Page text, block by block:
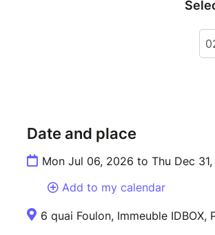
Date and place
Mon Jul 06, 2026 to Thu Dec
Add to my calendar
6 quai Foulon, Immeuble IDBOX,